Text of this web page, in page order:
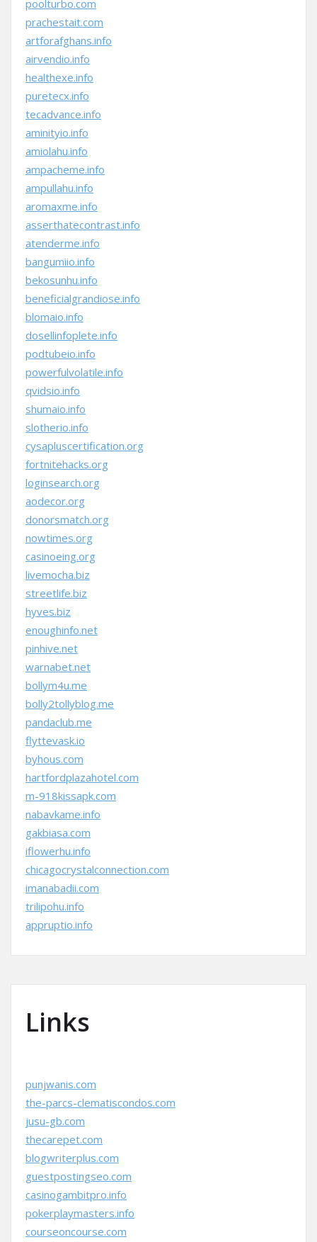
poolturbo.com
prachestait.com
artforafghans.info
airvendio.info
healthexe.info
puretecx.info
tecadvance.info
aminityio.info
amiolahu.info
ampacheme.info
ampullahu.info
aromaxme.info
asserthatecontrast.info
atenderme.info
bangumiio.info
bekosunhu.info
beneficialgrandiose.info
blomaio.info
dosellinfoplete.info
podtubeio.info
powerfulvolatile.info
qvidsio.info
shumaio.info
slotherio.info
cysapluscertification.org
fortnitehacks.org
loginsearch.org
aodecor.org
donorsmatch.org
nowtimes.org
casinoeing.org
livemocha.biz
streetlife.biz
hyves.biz
enoughinfo.net
pinhive.net
warnabet.net
bollym4u.me
bolly2tollyblog.me
pandaclub.me
flyttevask.io
byhous.com
hartfordplazahotel.com
m-918kissapk.com
nabavkame.info
gakbiasa.com
iflowerhu.info
chicagocrystalconnection.com
imanabadii.com
trilipohu.info
appruptio.info
Links
punjwanis.com
the-parcs-clematiscondos.com
jusu-gb.com
thecarepet.com
blogwriterplus.com
guestpostingseo.com
casinogambitpro.info
pokerplaymasters.info
courseoncourse.com